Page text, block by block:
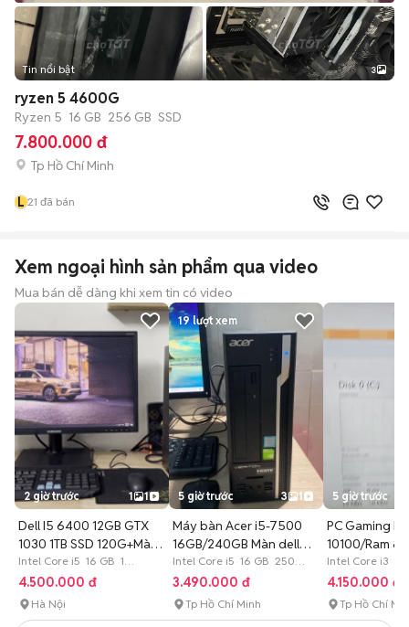
Tin nổi bật 3
ryzen 5 4600G
Ryzen 5 16 GB 256 GB SSD
7.800.000 đ
Tp Hồ Chí Minh
L 21 đã bán
Xem ngoại hình sản phẩm qua video
Mua bán dễ dàng khi xem tin có video
2 giờ trước 1 1
Dell I5 6400 12GB GTX
1030 1TB SSD 120G+Màn
22in
Intel Core i5 16 GB 1
TB SSD
4.500.000 đ
Hà Nội
19lượt xem
5 giờ trước 3 1
Máy bàn Acer i5-7500
16GB/240GB Màn dell
20in
Intel Core i5 16 GB 250
GB SSD
3.490.000 đ
Tp Hồ Chí Minh
5 giờ trước
PC Gaming
10100/Ram 8/
2gb/SSD 240
Intel Core i3 8
GB SSD
4.150.000 đ
Tp Hồ Chí